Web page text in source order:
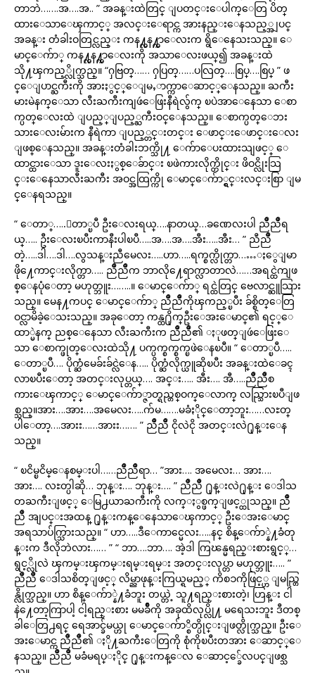
တာဘဲ…….အ….အ.. ” အခန္းထဲတြင္ ျပတင္းေပါက္ေတြ ပိတ္
ထားေသာေၾကာင့္ အလင္းေရာင္က အားနည္းေနသည့္အျပင္
အခန္း တံခါးဝတြင္လည္း ကန႔္လန႔္ကာေလးက ရွိေနေသးသည္။ ေ
မာင္ေက်ာ္ ကန႔္လန႔္ကာေလးကို အသာေလးဖယ္၍ အခန္းထဲ
သို႔ၾကည့္လိုက္သည္။ “ႁဗြတ္…… ႁပြတ္……ပလြတ္….စြပ္….စြပ္ ” ဖ
င္ေျပာင္ႀကီးကို အားႏွင့္ေျမႇာက္ကာေဆာင့္ေနသည္။ ႀကီး
မားမဲနက္ေသာ လီးႀကီးကျဖဴေဖြးနီရဲလွ်က္ ၿပဲအာေနေသာ ေစာ
က္ပတ္ေလးထဲ ျပည့္ျပည့္ႀကီးဝင္ေနသည္။ ေစာက္ပတ္ေဘး
သားေလးမ်ားက နီရဲကာ ျပည့္တင္းတင္း ေဖာင္းေဖာင္းေလး
ျဖစ္ေနသည္။ အခန္းတံခါးဘက္သို႔ ေက်ာေပးထားသျဖင့္ ေ
ထာင္ထားေသာ ဒူးေလးႏွစ္ေခ်ာင္း ၿဖဲကားလိုက္တိုင္း ဖိဝင္လိုးသြ
င္းေနေသာလီးႀကီး အဝင္အထြက္ကို ေမာင္ေက်ာ္ရွင္းလင္းစြာ ျမ
င္ေနရသည္။
“ ေတာ္…..ေတာ္ၿပီ ဦးေလးရယ္….နာတယ္…ခဏေလးပါ ညိဳညိဳရ
ယ္….. ဦးေလးၿပီးကာနီးပါၿပီ…..အ….အ….အီး…..အီး… ” ညိဴညိဳ
တဲ့…..ဒါ….ဒါ….လွသန္းညီမေလး…..ဟာ…..ရက္စက္လိုက္တာ……ႏွေျမာ
ဖို႔ေကာင္းလိုက္တာ….. ညိဳညိဳက ဘာလို႔ေရာက္လာတာလဲ……အရင္ထဲကျဖ
စ္ေနပုံေတာ့ မဟုတ္ဘူး……..။ ေမာင္ေက်ာ္ ရင္ထဲတြင္ ဗေလာင္ဆူသြား
သည္။ မေန႔ကပင္ ေမာင္ေက်ာ္ ညိဳညိဳကိုၾကည့္ၿပီး ခ်စ္စိတ္ေတြ
ဝင္လာမိခဲ့ေသးသည္။ အခုေတာ့ ကန္ထ႐ိုက္ဦးေအးေမာင္၏ ရင့္ေ
ထာ္မဲနက္ ညစ္ေနေသာ လီးႀကီးက ညိဳညိဳ၏ ႏုဖတ္ျဖဴေဖြးေ
သာ ေစာက္ဖုတ္ေလးထဲသို႔ ပက္ပက္စက္စက္ၿဖဲေနၿပီ။ “ ေတာ္ၿပီ…..
ေတာ္ၿပီ…. ပိုက္ဆံမေခ်းခ်င္လဲေန….. ပိုက္ဆံလိုက္ယူဆိုၿပီး အခန္းထဲေခၚ
လာၿပီးေတာ့ အတင္းလုပ္တယ္…. အင္း….. အီး…. အီ…..ညိဳညိဳစ
ကားေၾကာင့္ ေမာင္ေက်ာ္ဇာတ္ရည္တစ္ဝက္ေလာက္ လည္သြားၿပီျဖ
စ္သည္။အား….အား….အမေလး…..က်မ…….မခံႏိုင္ေတာ့ဘူး……လႊတ္
ပါေတာ့….အားး……အားး……. ” ညိဳညိဳ ငိုလဲငို အတင္းလဲ႐ုန္းေန
သည္။
“ ၿငိမ္ၿငိမ္ေနစမ္းပါ……ညိဳညိဳရာ… ”အား…. အမေလး… အား….
အား…. လႊတ္ပါဆို… ဘုန္း…. ဘုန္း…. ” ညိဳညိဳ ႐ုန္းလဲ႐ုန္း ေဒါသ
တႀကီးျဖင့္ ေမြ႕ယာႀကီးကို လက္ႏွစ္ဖက္ျဖင့္ထုသည္။ ညိဳ
ညိဳ အျပင္းအထန္ ႐ုန္းကန္ေနေသာေၾကာင့္ ဦးေအးေမာင္
အရသာပ်က္သြားသည္။ “ ဟာ…..ဒီေကာင္မေလး…..နင္ စိန္ေက်ာ္နဲ႔ခံတု
န္းက ဒီလိုဘဲလား…… ” “ ဘာ….ဘာ…. အဲ့ဒါ ကြၽန္မရည္းစားရွင့္…
ရွင့္လိုလဲ ၾကမ္းၾကမ္းရမ္းရမ္း အတင္းလုပ္တာ မဟုတ္ဘူး….. ”
ညိဳညိဳ ေဒါသစိတ္ျဖင့္ လိမ္ညာဖုန္းကြယ္ရမည့္ ကိစၥကိုဖြင့္ဟ ျမည္တြ
န္လိုက္သည္။ ဟာ စိန္ေက်ာ္နဲ႔ခံဘူး တယ္တဲ့ သူ႔ရည္းစားတဲ့၊ ဟြန္း ငါ
နဲ႔ေတာ့ကြာပါ့ ငါ့ရည္းစား မမခ်ိဳကို အခုထိလုပ္လို႔ မရေသးဘူး ဒီတစ္
ခါေတြ႕ရင္ ရေအာင္ခ်မယ္ဟု ေမာင္ေက်ာ္စိတ္ပိုင္းျဖတ္လိုက္သည္။ ဦးေ
အးေမာင္က ညိဳညိဳ၏ ႏို႔ႀကီးေတြကို စုံကိုၿပီးတအား ေဆာင့္ေ
နသည္။ ညိဳညိဳ မခံမရပ္ႏိုင္ ႐ုန္းကန္ေလ ေဆာင့္ခ်ေလပင္ျဖစ္သ